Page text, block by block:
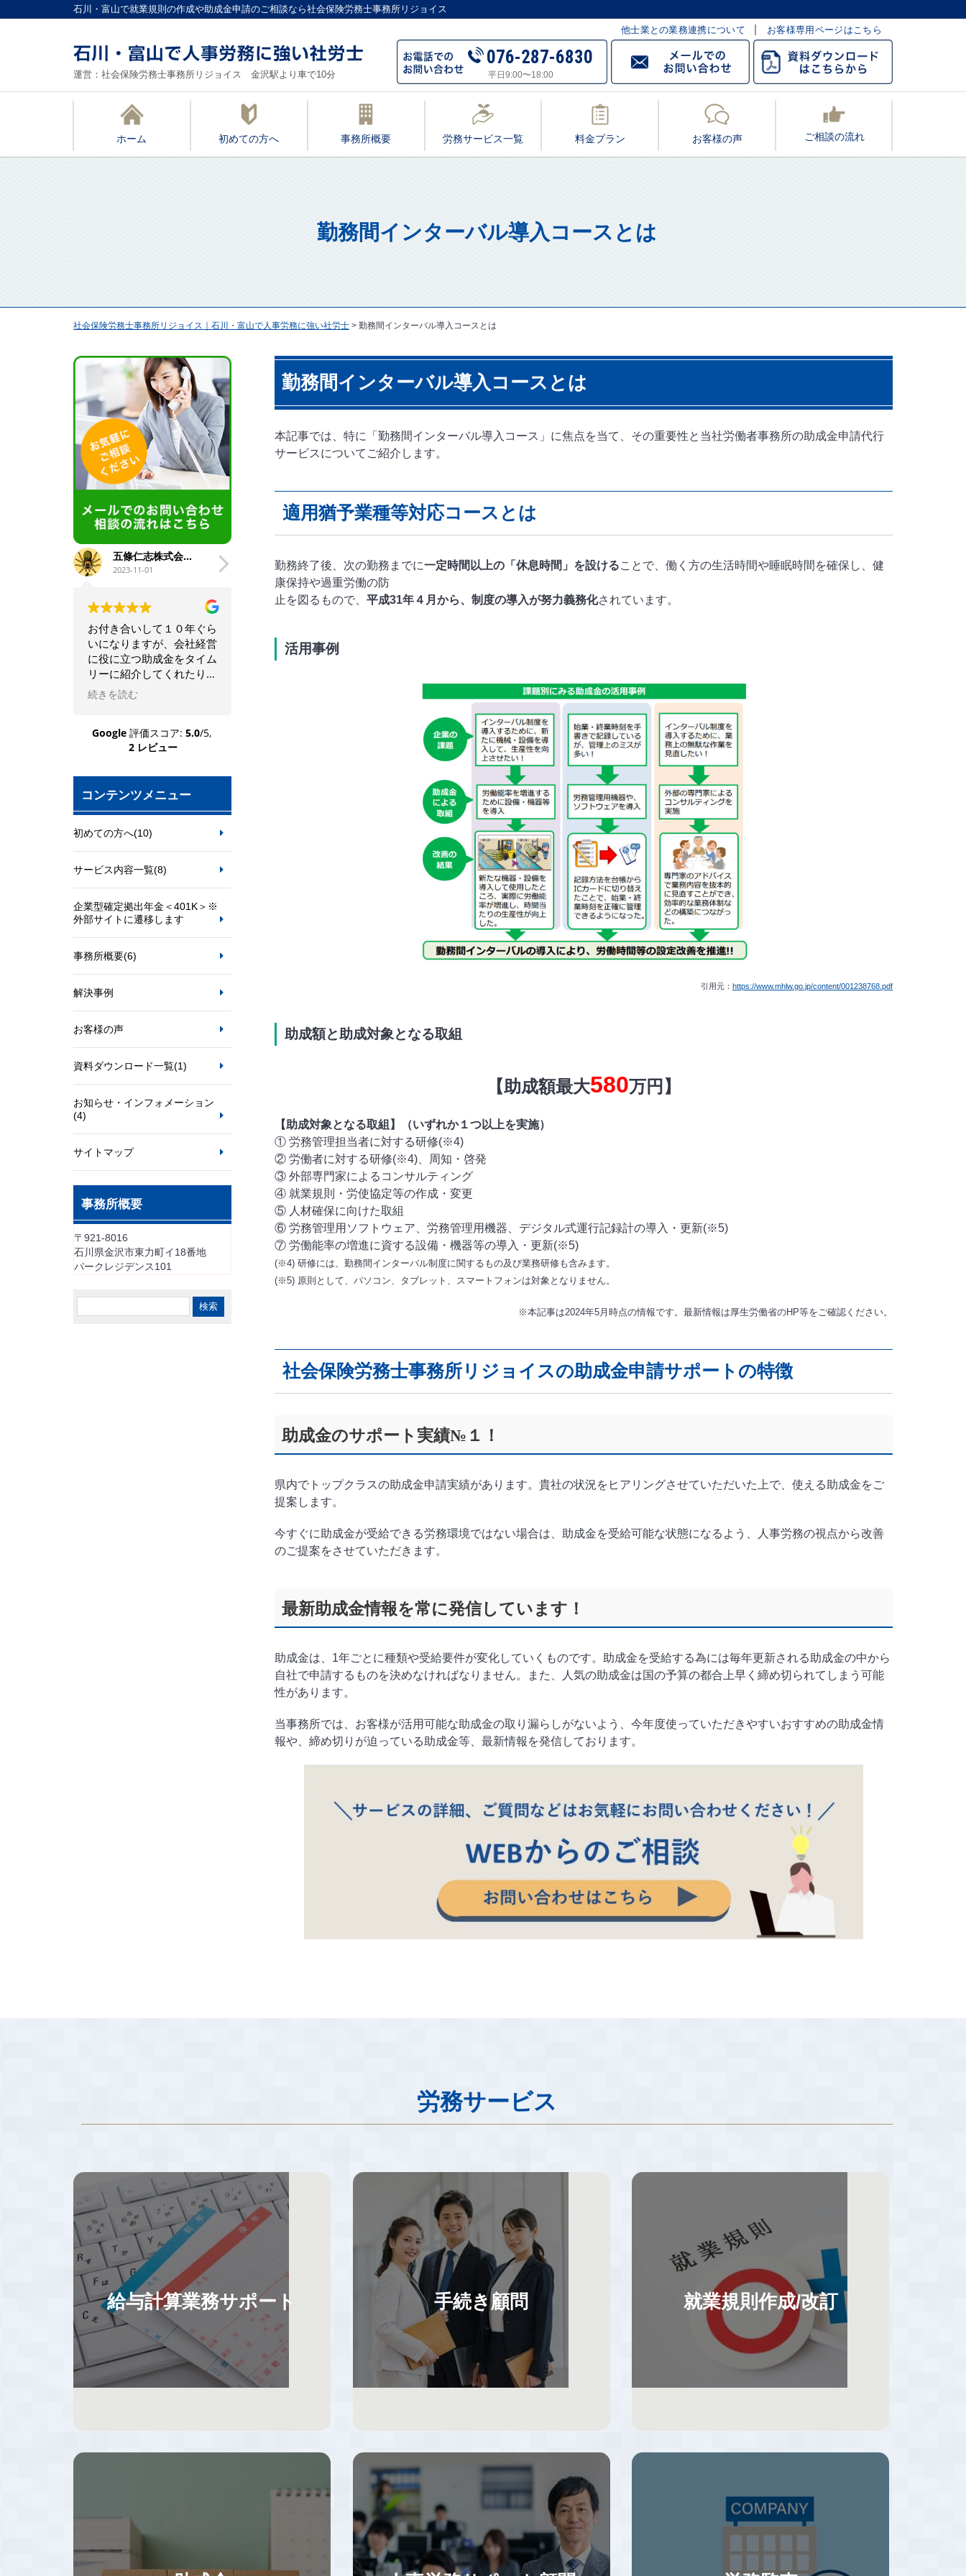
石川・富山で就業規則の作成や助成金申請のご相談なら社会保険労務士事務所リジョイス
運営：社会保険労務士事務所リジョイス 金沢駅より車で10分
他士業との業務連携について お客様専用ページはこちら
076-287-6830
平日9:00〜18:00
ホーム 初めての方へ 事務所概要 労務サービス一覧 料金プラン お客様の声 ご相談の流れ
勤務間インターバル導入コースとは
社会保険労務士事務所リジョイス｜石川・富山で人事労務に強い社労士 > 勤務間インターバル導入コースとは
勤務間インターバル導入コースとは
本記事では、特に「勤務間インターバル導入コース」に焦点を当て、その重要性と当社労働者事務所の助成金申請代行
サービスについてご紹介します。
適用猶予業種等対応コースとは
勤務終了後、次の勤務までに一定時間以上の「休息時間」を設けることで、働く方の生活時間や睡眠時間を確保し、健
康保持や過重労働の防
止を図るもので、 平成31年４月から、制度の導入が努力義務化されています。
活用事例
引用元： https://www.mhlw.go.jp/content/001238768.pdf
助成額と助成対象となる取組
【助成額最大580万円】
【助成対象となる取組】（いずれか１つ以上を実施）
① 労務管理担当者に対する研修(※4)
② 労働者に対する研修(※4)、周知・啓発
③ 外部専門家によるコンサルティング
④ 就業規則・労使協定等の作成・変更
⑤ 人材確保に向けた取組
⑥ 労務管理用ソフトウェア、労務管理用機器、デジタル式運行記録計の導入・更新(※5)
⑦ 労働能率の増進に資する設備・機器等の導入・更新(※5)
(※4) 研修には、勤務間インターバル制度に関するもの及び業務研修も含みます。
(※5) 原則として、パソコン、タブレット、スマートフォンは対象となりません。
※本記事は2024年5月時点の情報です。最新情報は厚生労働省のHP等をご確認ください。
社会保険労務士事務所リジョイスの助成金申請サポートの特徴
助成金のサポート実績№１！
県内でトップクラスの助成金申請実績があります。貴社の状況をヒアリングさせていただいた上で、使える助成金をご
提案します。
今すぐに助成金が受給できる労務環境ではない場合は、助成金を受給可能な状態になるよう、人事労務の視点から改善
のご提案をさせていただきます。
最新助成金情報を常に発信しています！
助成金は、1年ごとに種類や受給要件が変化していくものです。助成金を受給する為には毎年更新される助成金の中から
自社で申請するものを決めなければなりません。また、人気の助成金は国の予算の都合上早く締め切られてしまう可能
性があります。
当事務所では、お客様が活用可能な助成金の取り漏らしがないよう、今年度使っていただきやすいおすすめの助成金情
報や、締め切りが迫っている助成金等、最新情報を発信しております。
五條仁志株式会社五條工業
2023-11-01
お付き合いして１０年ぐら
いになりますが、会社経営
に役に立つ助成金をタイム
リーに紹介してくれたり、
労務についての相談にも気
軽に乗ってくれるので助か
続きを読む
2023-10-16
ドバイスやお得な情報の提
供など、いつも親身になっ
Google 評価スコア: 5.0/5,
2 レビュー
コンテンツメニュー
初めての方へ(10)
サービス内容一覧(8)
企業型確定拠出年金＜401K＞※
外部サイトに遷移します
事務所概要(6)
解決事例
お客様の声
資料ダウンロード一覧(1)
お知らせ・インフォメーション
(4)
サイトマップ
事務所概要
〒921-8016
石川県金沢市東力町イ18番地
パークレジデンス101
労務サービス
給与計算業務サポート
間業務カレンダーにて作業スケジュールを管
理。給与計算業務をミスなくスムーズに行う
ため、業務フロー変更をご提案いただいた場
合、業務の効率化と改善に向けてサポートし
手続き顧問
基本的なお客様フォロー体制は1社２名体制
で情報共有しながら対応しているので、属人
化しておらず、担当者が引き継ぎなくやめ
る・変わることにより全く何もわからない状
況がないようにしています。
就業規則作成/改訂
当事務所では、貴社の状況をヒアリングさせ
ていただいた上で、貴社に最適な就業規則を
提案させていただきます。また、最新の法改